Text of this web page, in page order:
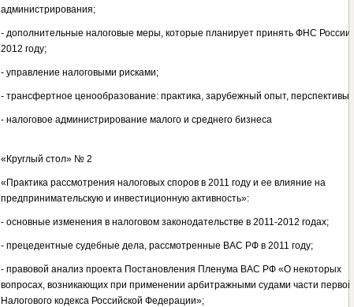
администрирования;
- дополнительные налоговые меры, которые планирует принять ФНС России в
2012 году;
- управление налоговыми рисками;
- трансфертное ценообразование: практика, зарубежный опыт, перспективы;
- налоговое администрирование малого и среднего бизнеса
«Круглый стол» № 2
«Практика рассмотрения налоговых споров в 2011 году и ее влияние на
предпринимательскую и инвестиционную активность»:
- основные изменения в налоговом законодательстве в 2011-2012 годах;
- прецедентные судебные дела, рассмотренные ВАС РФ в 2011 году;
- правовой анализ проекта Постановления Пленума ВАС РФ «О некоторых
вопросах, возникающих при применении арбитражными судами части первой
Налогового кодекса Российской Федерации»;